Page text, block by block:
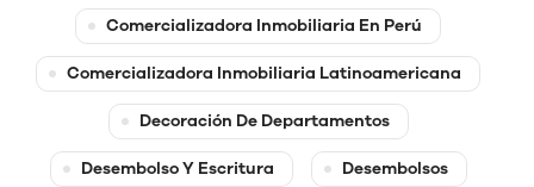
Comercializadora Inmobiliaria En Perú
Comercializadora Inmobiliaria Latinoamericana
Decoración De Departamentos
Desembolso Y Escritura Desembolsos